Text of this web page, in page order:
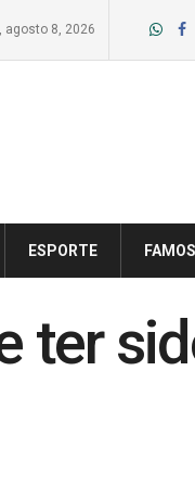
agosto 8, 2026
ESPORTE
ter